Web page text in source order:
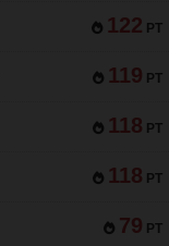
122 PT
119 PT
118 PT
118 PT
79 PT